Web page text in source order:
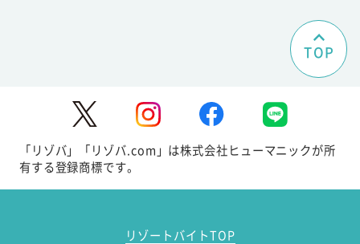
TOP
「リゾバ」「リゾバ.com」は株式会社ヒューマニックが所
有する登録商標です。
リゾートバイトTOP